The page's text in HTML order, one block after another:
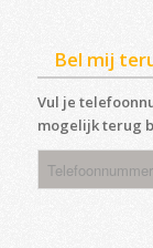
Bel mij
Vul je
mogelijk terug